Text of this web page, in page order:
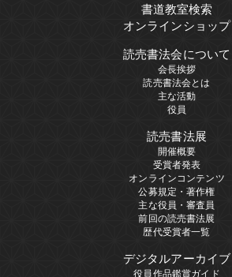
書道教室検索
オンラインショップ
読売書法会について
会長挨拶
読売書法会とは
主な活動
役員
読売書法展
開催概要
受賞者発表
オンラインコンテンツ
公募規定・著作権
主な役員・審査員
前回の読売書法展
歴代受賞者一覧
デジタルアーカイブ
役員作品鑑賞ガイド